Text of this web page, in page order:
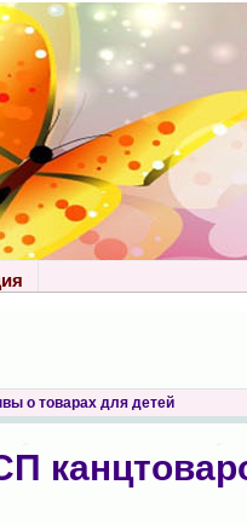
о товарах для детей